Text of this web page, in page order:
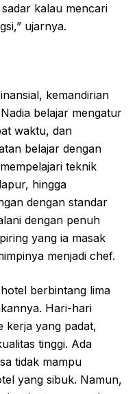
kalau mencari
ujarnya.
kemandirian
belajar mengatur
waktu, dan
belajar dengan
teknik
hingga
dengan standar
dengan penuh
yang ia masak
menjadi chef.
berbintang lima
Hari-hari
kerja yang padat,
tinggi. Ada
tidak mampu
yang sibuk. Namun,